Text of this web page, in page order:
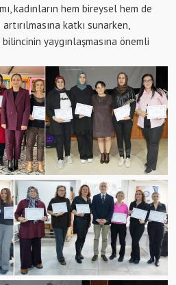
kadınların hem bireysel hem de
katkı sunarken,
yaygınlaşmasına önemli